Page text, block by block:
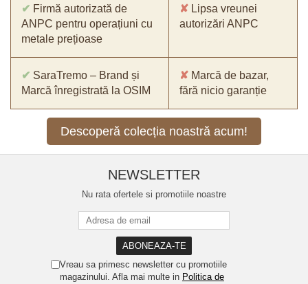
✔ Firmă autorizată de
ANPC pentru operațiuni cu
metale prețioase
✘ Lipsa vreunei
autorizări ANPC
✔ SaraTremo – Brand și
Marcă înregistrată la OSIM
✘ Marcă de bazar,
fără nicio garanție
Descoperă colecția noastră acum!
NEWSLETTER
Nu rata ofertele si promotiile noastre
Vreau sa primesc newsletter cu promotiile
magazinului. Afla mai multe in Politica de